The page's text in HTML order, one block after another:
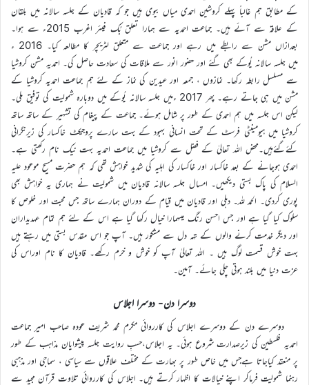
کے مطابق ہم غالباً پہلے کروشین احمدی میاں بیوی ہیں جو کہ قادیان کے جلسہ سالانہ میں بلقان
کے علاقہ سے آئے ہیں۔ جماعت احمدیہ سے ہمارا تعلق بُک فیئر اغرب 2015ء سے ہوا۔
بعدازاں مشن سے رابطے میں رہے اور جماعت سے متعلق لٹریچر کا مطالعہ کیا۔ 2016 ء
میں جلسہ سالانہ یُوکے بھی گئے اور حضور انور سے ملاقات کی سعادت حاصل کی۔ احمدیہ مشن کروشیا
سے مسلسل رابطہ رکھا۔ نمازوں ، جمعہ اور عیدین کی نماز کے لئے ہم جماعت احمدیہ کروشیا کے
مشن میں ہی جاتے رہے۔ پھر 2017 ءمیں جلسہ سالانہ یُوکے میں دوبارہ شمولیت کی توفیق ملی۔
لیکن اس جلسہ میں ہم احمدی کے طور پر شامل ہوئے۔ جماعت کے پیغام کی تشہیر کے ساتھ ساتھ
کروشیا میں ہیومینٹی فرسٹ کے تحت انسانی بہبود کے بہت سارے پروجیکٹ خاکسار کی زیرنگرانی
کئےگئےہیں۔محض اللہ تعالیٰ کے فضل سے کروشیا میں جماعت احمدیہ بہت نیک نام رکھتی ہے۔
احمدی ہوجانے کے بعد خاکسار اور خاکسار کی اہلیہ کی شدید خواہش تھی کہ ہم حضرت مسیح موعود علیہ
السلام کی پاک بستی دیکھیں۔ امسال جلسہ سالانہ قادیان میں شمولیت نے ہماری یہ خواہش بھی
پوری کردی۔ الحمد للہ۔ دہلی اور قادیان میں قیام کے دوران ہمارے ساتھ جس محبت اور خلوص کا
سلوک کیا گیا ہے اور جس احسن رنگ میںہمارا خیال رکھا گیا ہے اس کے لئے ہم تمام عہدیداران
اور دیگر خدمت کرنے والوں کے تہہ دل سے مشکور ہیں۔ آپ جو اس مقدس بستی میں رہتے ہیں
بہت خوش قسمت لوگ ہیں ۔ اللہ تعالیٰ آپ کو خوش و خرم رکھے۔ قادیان کا نام اوراس کی
عزت دنیا میں بلند ہوتی چلی جائے۔ آمین۔
دوسرا دن- دوسرا اجلاس
دوسرے دن کے دوسرے اجلاس کی کارروائی مکرم محمد شریف عودہ صاحب امیر جماعت
احمدیہ فلسطین کی زیرصدارت شروع ہوئی۔ یہ اجلاس،حسبِ روایت جلسہ پیشوایان مذاہب کے طور
پر منعقد کیاجاتا ہےجس میں خاص طور پر بھارت کے مختلف علاقوں سے سیاسی ، سماجی اور مذہبی
رہنما شمولیت فرماکر اپنے خیالات کا اظہار کرتے ہیں۔ اجلاس کی کارروائی تلاوت قرآن مجید سے